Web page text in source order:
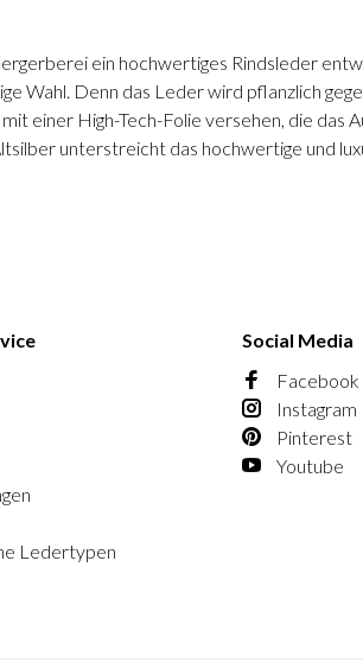
ein hochwertiges Rindsleder
Wahl. Denn das Leder wird pflanzlich
einer High-Tech-Folie versehen, die das
unterstreicht das hochwertige und
Ledertypen
Social Media
Facebook
Instagram
Pinterest
Youtube